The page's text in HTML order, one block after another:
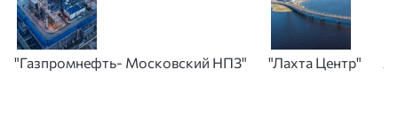
"Газпромнефть- Московский НПЗ" "Лахта Центр"